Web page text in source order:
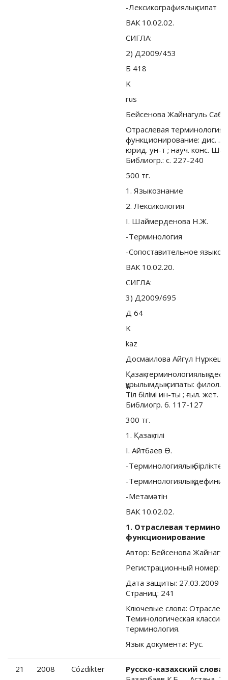
-Лексикографиялық сипат
ВАК 10.02.02.
СИГЛА:
2) Д2009/453
Б 418
K
rus
Бейсенова Жайнагуль
Отраслевая терминология:
функционирование: дис. ...
юрид. ун-т ; науч. конс.
Библиогр.: с. 227-240
500 тг.
1. Языкознание
2. Лексикология
I. Шаймерденова Н.Ж.
-Терминология
-Сопоставительное
ВАК 10.02.20.
СИГЛА:
3) Д2009/695
Д 64
K
kaz
Досмаилова Айгүл
Қазақ терминологиялық
құрылымдық сипаты: филол.
Тiл бiлiмi ин-ты ; ғыл. жет.
Библиогр. б. 117-127
300 тг.
1. Қазақ тiлi
I. Айтбаев Ө.
-Терминологиялық бiрлiктер
-Терминологиялық
-Метамәтiн
ВАК 10.02.02.
1. Отраслевая
функционирование
Автор: Бейсенова
Регистрационный номер:
Дата защиты: 27.03.2009
Страниц: 241
Ключевые слова:
Теминологическая
терминология.
Язык документа: Рус.
21 2008 Cózdikter
Русско-казахский